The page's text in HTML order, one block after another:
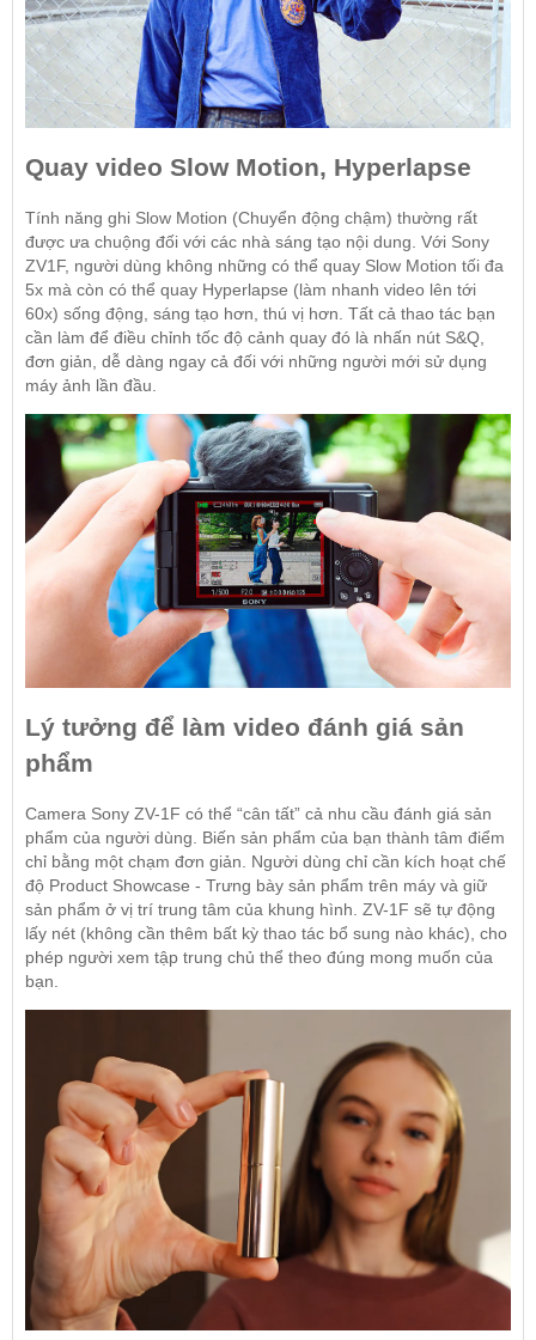
Quay video Slow Motion, Hyperlapse
Tính năng ghi Slow Motion (Chuyển động chậm) thường rất
được ưa chuộng đối với các nhà sáng tạo nội dung. Với Sony
ZV1F, người dùng không những có thể quay Slow Motion tối đa
5x mà còn có thể quay Hyperlapse (làm nhanh video lên tới
60x) sống động, sáng tạo hơn, thú vị hơn. Tất cả thao tác bạn
cần làm để điều chỉnh tốc độ cảnh quay đó là nhấn nút S&Q,
đơn giản, dễ dàng ngay cả đối với những người mới sử dụng
máy ảnh lần đầu.
Lý tưởng để làm video đánh giá sản
phẩm
Camera Sony ZV-1F có thể “cân tất” cả nhu cầu đánh giá sản
phẩm của người dùng. Biến sản phẩm của bạn thành tâm điểm
chỉ bằng một chạm đơn giản. Người dùng chỉ cần kích hoạt chế
độ Product Showcase - Trưng bày sản phẩm trên máy và giữ
sản phẩm ở vị trí trung tâm của khung hình. ZV-1F sẽ tự động
lấy nét (không cần thêm bất kỳ thao tác bổ sung nào khác), cho
phép người xem tập trung chủ thể theo đúng mong muốn của
bạn.